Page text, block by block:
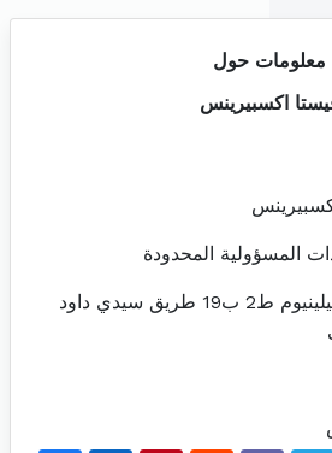
معلومات حول
اكسبيرينس
المسؤولية المحدودة
مركز ميلينيوم ط2 ب19 طريق سيدي داود